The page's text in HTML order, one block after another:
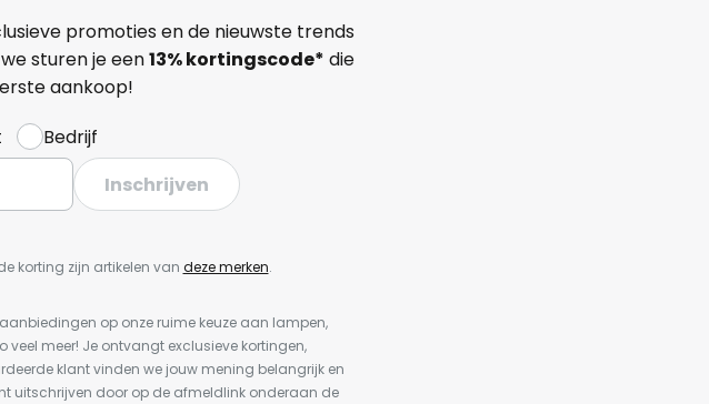
promoties en de nieuwste trends
sturen je een13%kortingscode* die
aankoop!
Bedrijf
Inschrijven
korting zijn artikelen van deze merken.
op onze ruime keuze aan lampen,
meer! Je ontvangt exclusieve kortingen,
klant vinden we jouw mening belangrijk en
uitschrijven door op de afmeldlink onderaan de